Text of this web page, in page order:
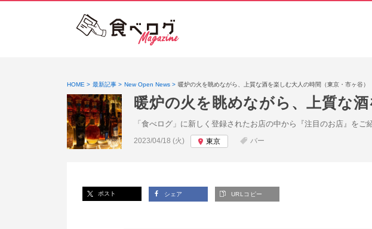
HOME 最新記事 New Open News 暖炉の火を眺めながら、上質な酒を楽しむ大人の時間（東京・市ヶ谷）
暖炉の火を眺めながら、上質な
「食べログ」に新しく登録されたお店の中から『注目のお店』を
投稿日:
2023/04/18 (火) 東京 バー
ポスト シェア URLコピー